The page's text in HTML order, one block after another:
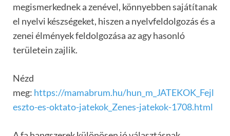
megismerkednek a zenével, könnyebben sajátítanak
el nyelvi készségeket, hiszen a nyelvfeldolgozás és a
zenei élmények feldolgozása az agy hasonló
területein zajlik.
Nézd
meg: https://mamabrum.hu/hun_m_JATEKOK_Fejl
eszto-es-oktato-jatekok_Zenes-jatekok-1708.html